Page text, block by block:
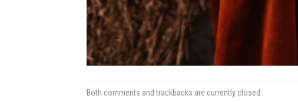
Both comments and trackbacks are currently closed.